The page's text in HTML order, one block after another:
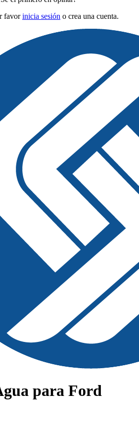
favorinicia sesión o crea una cuenta.
para Ford